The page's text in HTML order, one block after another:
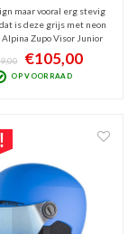
maar vooral erg stevig
is deze grijs met neon
Zupo Visor Junior
Het geklungel met een
is dankzij deze fijne
voorgoed verleden tijd.
€105,00
OP VOORRAAD